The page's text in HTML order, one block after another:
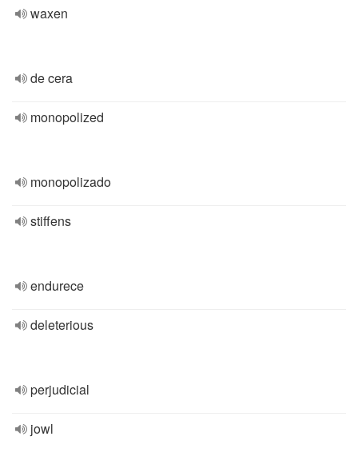
waxen
de cera
monopolized
monopolizado
stiffens
endurece
deleterious
perjudicial
jowl